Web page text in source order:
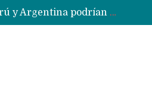
Data Centers de Huawei en Chile, México, Brasil,Perú y Argentina podrían verse afectados por arremetida de EE.UU
Ahora Honor copia diseño de los anillos traseros con pantalla del fabricante Oppo